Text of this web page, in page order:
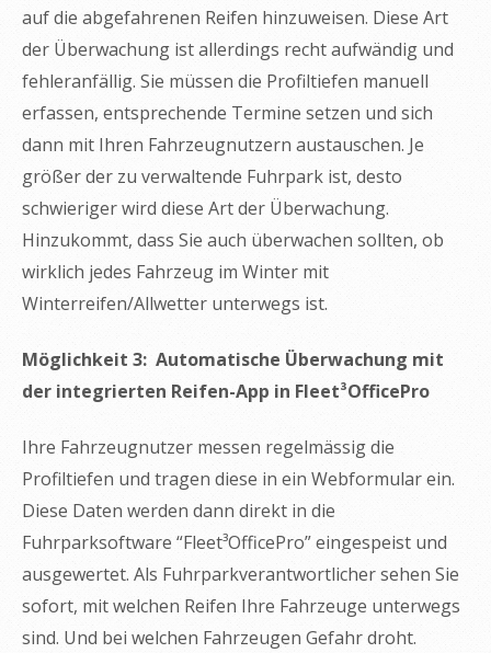
auf die abgefahrenen Reifen hinzuweisen. Diese Art
der Überwachung ist allerdings recht aufwändig und
fehleranfällig. Sie müssen die Profiltiefen manuell
erfassen, entsprechende Termine setzen und sich
dann mit Ihren Fahrzeugnutzern austauschen. Je
größer der zu verwaltende Fuhrpark ist, desto
schwieriger wird diese Art der Überwachung.
Hinzukommt, dass Sie auch überwachen sollten, ob
wirklich jedes Fahrzeug im Winter mit
Winterreifen/Allwetter unterwegs ist.
Möglichkeit 3: Automatische Überwachung mit
der integrierten Reifen-App in Fleet³OfficePro
Ihre Fahrzeugnutzer messen regelmässig die
Profiltiefen und tragen diese in ein Webformular ein.
Diese Daten werden dann direkt in die
Fuhrparksoftware “Fleet³OfficePro” eingespeist und
ausgewertet. Als Fuhrparkverantwortlicher sehen Sie
sofort, mit welchen Reifen Ihre Fahrzeuge unterwegs
sind. Und bei welchen Fahrzeugen Gefahr droht.